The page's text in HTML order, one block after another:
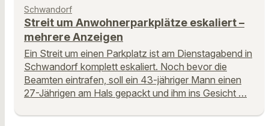
Schwandorf
Streit um Anwohnerparkplätze eskaliert –
mehrere Anzeigen
Ein Streit um einen Parkplatz ist am Dienstagabend in
Schwandorf komplett eskaliert. Noch bevor die
Beamten eintrafen, soll ein 43-jähriger Mann einen
27-Jährigen am Hals gepackt und ihm ins Gesicht …